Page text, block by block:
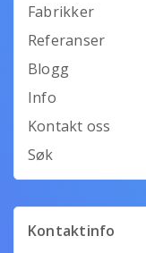
Fabrikker
Referanser
Blogg
Info
Kontakt oss
Søk
Kontaktinfo